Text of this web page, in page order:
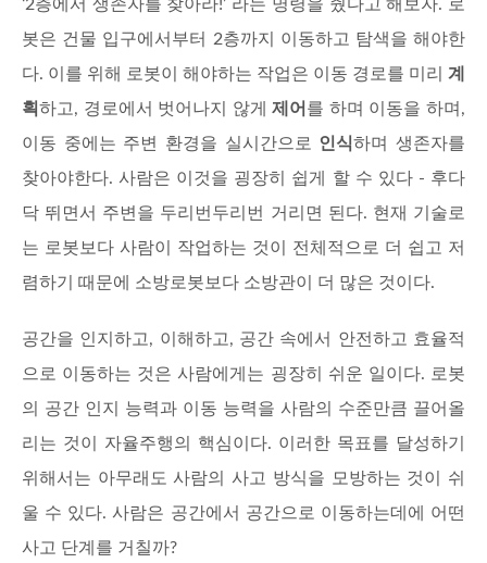
‘2층에서 생존자를 찾아라!’ 라는 명령을 줬다고 해보자. 로
봇은 건물 입구에서부터 2층까지 이동하고 탐색을 해야한
다. 이를 위해 로봇이 해야하는 작업은 이동 경로를 미리 계
획하고, 경로에서 벗어나지 않게제어 를 하며 이동을 하며,
이동 중에는 주변 환경을 실시간으로 인식하며 생존자를
찾아야한다. 사람은 이것을 굉장히 쉽게 할 수 있다 - 후다
닥 뛰면서 주변을 두리번두리번 거리면 된다. 현재 기술로
는 로봇보다 사람이 작업하는 것이 전체적으로 더 쉽고 저
렴하기 때문에 소방로봇보다 소방관이 더 많은 것이다.
공간을 인지하고, 이해하고, 공간 속에서 안전하고 효율적
으로 이동하는 것은 사람에게는 굉장히 쉬운 일이다. 로봇
의 공간 인지 능력과 이동 능력을 사람의 수준만큼 끌어올
리는 것이 자율주행의 핵심이다. 이러한 목표를 달성하기
위해서는 아무래도 사람의 사고 방식을 모방하는 것이 쉬
울 수 있다. 사람은 공간에서 공간으로 이동하는데에 어떤
사고 단계를 거칠까?